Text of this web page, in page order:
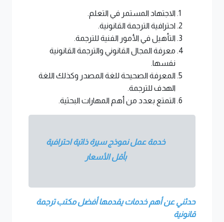
الاجتهاد المستمر في التعلم.
احترافية الترجمة القانونية.
التأهيل في الأمور الفنية للترجمة.
معرفة المجال القانوني والترجمة القانونية
نفسها.
المعرفة الصحيحة للغة المصدر وكذلك اللغة
الهدف للترجمة.
التمتع بعدد من أهم المهارات البحثية.
خدمة عمل نموذج سيرة ذاتية احترافية
بأقل الأسعار
حدثني عن أهم خدمات يقدمها أفضل مكتب ترجمة
قانونية